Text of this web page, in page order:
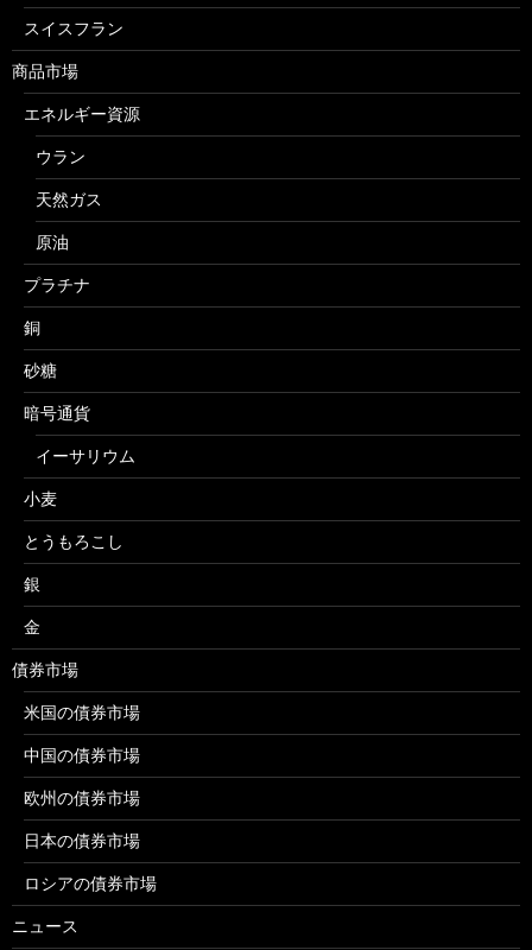
スイスフラン
商品市場
エネルギー資源
ウラン
天然ガス
原油
プラチナ
銅
砂糖
暗号通貨
イーサリウム
小麦
とうもろこし
銀
金
債券市場
米国の債券市場
中国の債券市場
欧州の債券市場
日本の債券市場
ロシアの債券市場
ニュース